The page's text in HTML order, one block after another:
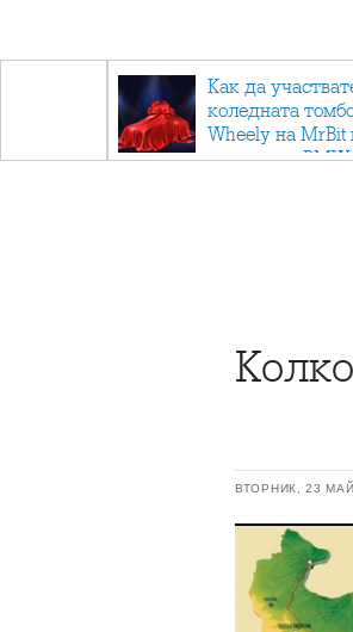
Как да
коледната
Wheely на MrBit
спечелите BMW
ВТОРНИК, 23